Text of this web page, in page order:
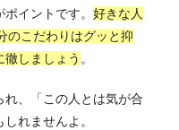
イントです。 好きな人
のこだわりはグッと抑
徹しましょう 。
、「この人とは気が合
れませんよ。